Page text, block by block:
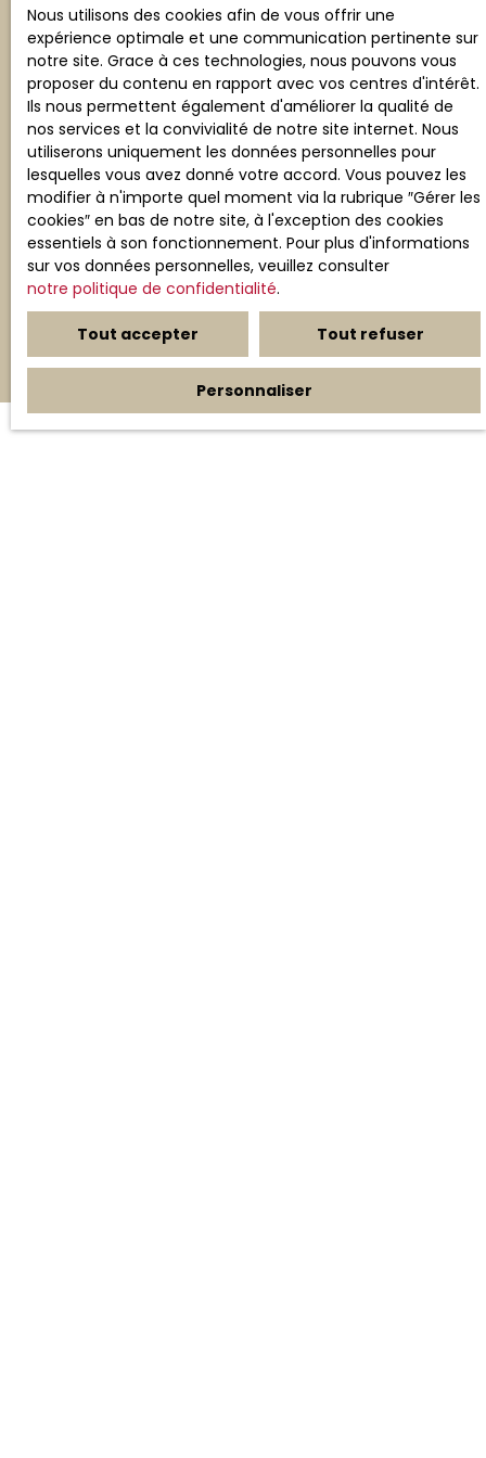
au démarchage téléphonique, prévu par l'article
L223-1 du code de la consommation, sur le site
Internet www.bloctel.gouv.fr ou par courrier
adressé à :
Société Worldline, Service Bloctel, CS 61311, 41013
BLOIS CEDEX.
Pour en savoir plus sur le traitement de vos
données personnelles, veuillez consulter notre
politique de confidentialité .
Recevoir des annonces
Nous utilisons des cookies afin de vous offrir une
expérience optimale et une communication pertinente sur
notre site. Grace à ces technologies, nous pouvons vous
proposer du contenu en rapport avec vos centres d'intérêt.
Ils nous permettent également d'améliorer la qualité de
nos services et la convivialité de notre site internet. Nous
utiliserons uniquement les données personnelles pour
lesquelles vous avez donné votre accord. Vous pouvez les
modifier à n'importe quel moment via la rubrique ″Gérer les
cookies″ en bas de notre site, à l'exception des cookies
essentiels à son fonctionnement. Pour plus d'informations
sur vos données personnelles, veuillez consulter
notre politique de confidentialité.
Tout accepter Tout refuser
Personnaliser